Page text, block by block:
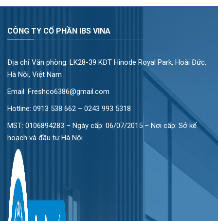
CÔNG TY CỔ PHẦN IBS VINA
Địa chỉ Văn phòng: LK28-39 KĐT Hinode Royal Park, Hoài Đức,
Hà Nội, Việt Nam
Email: Freshco6386@gmail.com
Hotline: 0913 538 662 – 0243 993 5318
MST: 0106894283 – Ngày cấp: 06/07/2015 – Nơi cấp: Sở kế
hoạch và đầu tư Hà Nội